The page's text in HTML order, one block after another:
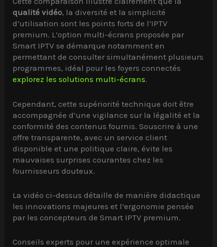
qualité vidéo, la diversité et la simplicité
d’utilisation sont les points forts de l’IPTV
premium. L’option multi-écrans proposée par
Smart IPTV se démarque notamment en
permettant de consulter simultanément plusieurs
programmes, idéal pour les foyers connectés
explorez les solutions multi-écrans.
Cependant, cette supériorité technique doit être
accompagnée d’une vigilance sur la légalité et la
conformité des contenus fournis. Souscrire à une
offre transparente, avec un service client
disponible et une politique claire, évite les
mauvaises surprises courantes chez les
fournisseurs douteux.
La vidéo ci-dessus détaille de manière didactique
les innovations majeures et l’ergonomie pensée
par les concepteurs de Smart IPTV premium.
Conseils experts pour une expérience optimale